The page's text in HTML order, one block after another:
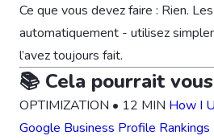
Ce que vous devez faire : Rien.
automatiquement - utilisez
l’avez toujours fait.
📚 Cela pourrait
OPTIMIZATION • 12 MIN How I
Google Business Profile Rankings